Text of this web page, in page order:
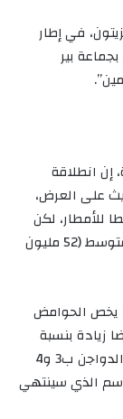
في إطار
على مساحة 1350 هكتار بجماعة بير
انطلاقة
على العرض،
للأمطار، لكن
بشكل غير منتظم، ماجعلنا أمام موسم فلاحي متوسط (52 مليون
يخص الحوامض
أيضا زيادة بنسبة
22%، كما عرف زيادة في الحليب ولحم البقر والدواجن ب3 و4
الذي سينتهي